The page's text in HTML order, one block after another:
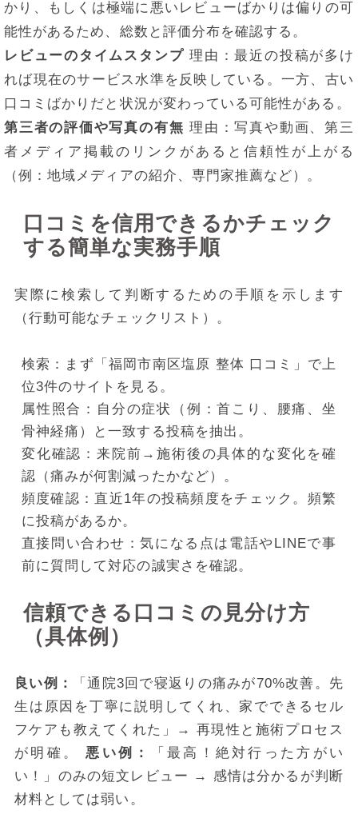
かり、もしくは極端に悪いレビューばかりは偏りの可
能性があるため、総数と評価分布を確認する。
レビューのタイムスタンプ 理由：最近の投稿が多け
れば現在のサービス水準を反映している。一方、古い
口コミばかりだと状況が変わっている可能性がある。
第三者の評価や写真の有無 理由：写真や動画、第三
者メディア掲載のリンクがあると信頼性が上がる
（例：地域メディアの紹介、専門家推薦など）。
口コミを信用できるかチェック
する簡単な実務手順
実際に検索して判断するための手順を示します
（行動可能なチェックリスト）。
検索：まず「福岡市南区塩原 整体 口コミ」で上
位3件のサイトを見る。
属性照合：自分の症状（例：首こり、腰痛、坐
骨神経痛）と一致する投稿を抽出。
変化確認：来院前→施術後の具体的な変化を確
認（痛みが何割減ったかなど）。
頻度確認：直近1年の投稿頻度をチェック。頻繁
に投稿があるか。
直接問い合わせ：気になる点は電話やLINEで事
前に質問して対応の誠実さを確認。
信頼できる口コミの見分け方
（具体例）
良い例：
「通院3回で寝返りの痛みが70%改善。先
生は原因を丁寧に説明してくれ、家でできるセル
フケアも教えてくれた」→ 再現性と施術プロセス
が明確。悪い例：
「最高！絶対行った方がい
い！」のみの短文レビュー → 感情は分かるが判断
材料としては弱い。